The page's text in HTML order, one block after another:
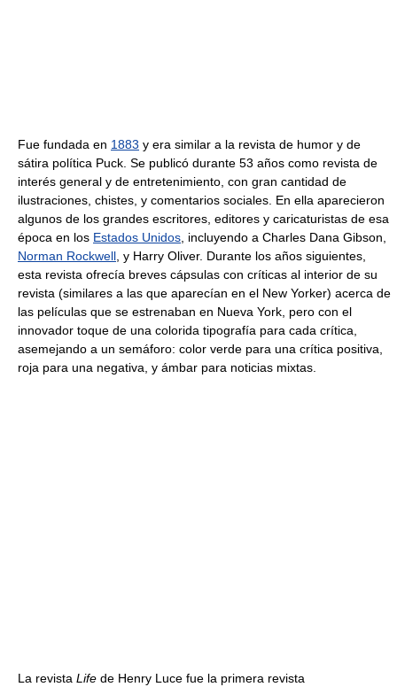
Fue fundada en 1883 y era similar a la revista de humor y de
sátira política Puck. Se publicó durante 53 años como revista de
interés general y de entretenimiento, con gran cantidad de
ilustraciones, chistes, y comentarios sociales. En ella aparecieron
algunos de los grandes escritores, editores y caricaturistas de esa
época en los Estados Unidos, incluyendo a Charles Dana Gibson,
Norman Rockwell, y Harry Oliver. Durante los años siguientes,
esta revista ofrecía breves cápsulas con críticas al interior de su
revista (similares a las que aparecían en el New Yorker) acerca de
las películas que se estrenaban en Nueva York, pero con el
innovador toque de una colorida tipografía para cada crítica,
asemejando a un semáforo: color verde para una crítica positiva,
roja para una negativa, y ámbar para noticias mixtas.
La revista Life de Henry Luce fue la primera revista